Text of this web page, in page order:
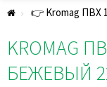
👉 Kromag ПВХ
KROMAG
БЕЖЕВЫЙ